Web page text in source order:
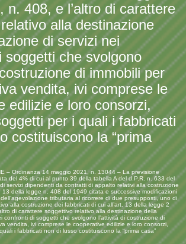
n. 408, e l’altro di carattere
alla destinazione
di servizi nei
soggetti che svolgono
di immobili per
vendita, ivi comprese le
edilizie e loro consorzi,
per i quali i fabbricati
costituiscono la “prima
– Ordinanza 14 maggio 2021, n. 13044 – La previsione
del 4% di cui al punto 39 della tabella A del d.P.R. n. 633 del
servizi dipendenti da contratti di appalto relativi alla costruzione
13 della legge n. 408 del 1949 citata e successive modificazioni
tributaria al ricorrere di due presupposti, uno di
alla costruzione dei fabbricati di cui all’art. 13 della legge 2
di carattere soggettivo relativo alla destinazione della
confronti di soggetti che svolgono l’attività di costruzione di
vendita, ivi comprese le cooperative edilizie e loro consorzi,
i fabbricati non di lusso costituiscono la “prima casa”